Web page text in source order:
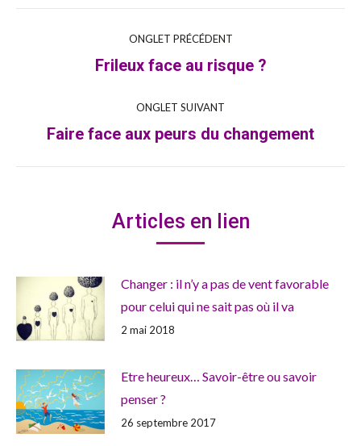
Navigation
commentaire
ONGLET PRÉCÉDENT
Onglet
Frileux face au risque ?
ONGLET SUIVANT
Onglet
Faire face aux peurs du changement
Articles en lien
Changer : il n’y a pas de vent favorable
pour celui qui ne sait pas où il va
2 mai 2018
Etre heureux… Savoir-être ou savoir
penser ?
26 septembre 2017